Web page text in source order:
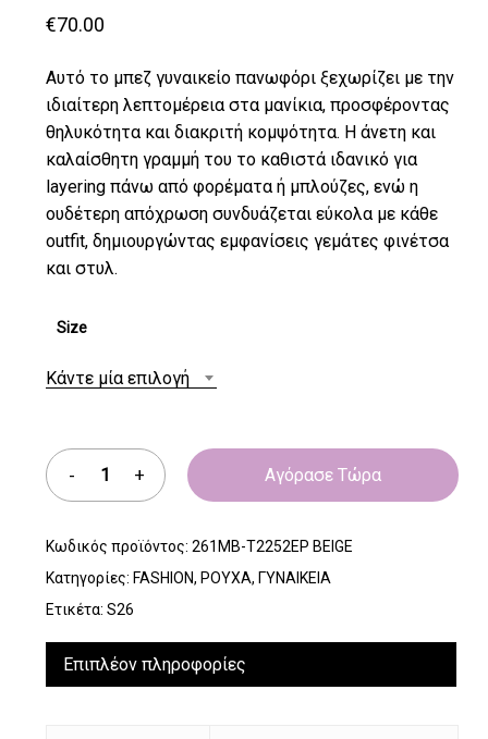
€70.00
Αυτό το μπεζ γυναικείο πανωφόρι ξεχωρίζει με την
ιδιαίτερη λεπτομέρεια στα μανίκια, προσφέροντας
θηλυκότητα και διακριτή κομψότητα. Η άνετη και
καλαίσθητη γραμμή του το καθιστά ιδανικό για
layering πάνω από φορέματα ή μπλούζες, ενώ η
ουδέτερη απόχρωση συνδυάζεται εύκολα με κάθε
outfit, δημιουργώντας εμφανίσεις γεμάτες φινέτσα
και στυλ.
Size
Κάντε μία επιλογή
Αγόρασε Τώρα
Κωδικός προϊόντος: 261MB-T2252EP BEIGE
Κατηγορίες: FASHION, ΡΟΥΧΑ, ΓΥΝΑΙΚΕΙΑ
Ετικέτα: S26
Επιπλέον πληροφορίες